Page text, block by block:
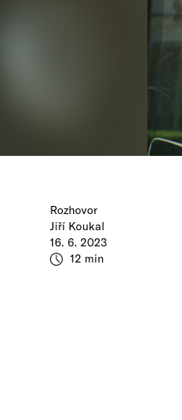
Rozhovor
Jiří Koukal
16. 6. 2023
12 min